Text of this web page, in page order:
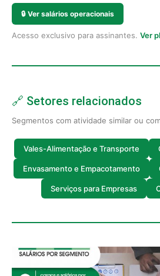
🔒 Ver salários operacionais
Acesso exclusivo para assinantes. Ver
🔗 Setores relacionados
Segmentos com atividade similar ou
Vales-Alimentação e Transporte
Envasamento e Empacotamento
Serviços para Empresas